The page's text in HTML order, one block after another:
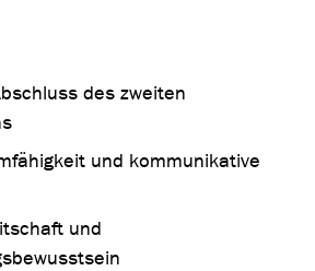
des zweiten
und kommunikative
und